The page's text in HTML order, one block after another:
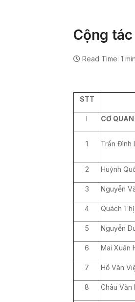
Cộng
Read Time: 1 min
STT
I CƠ QUAN
1 Trần Đình
2 Huỳnh
3 Nguyễn
4 Quách
5 Nguyễn
6 Mai Xuân
7 Hồ Văn
8 Châu Văn